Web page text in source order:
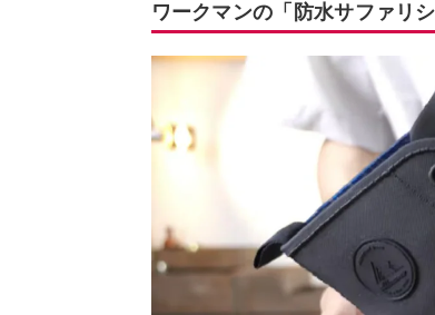
ワークマンの「防水サファリ